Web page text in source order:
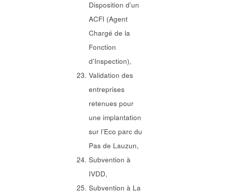
Disposition d’un
ACFI (Agent
Chargé de la
Fonction
d’Inspection),
Validation des
entreprises
retenues pour
une implantation
sur l’Eco parc du
Pas de Lauzun,
Subvention à
IVDD,
Subvention à La